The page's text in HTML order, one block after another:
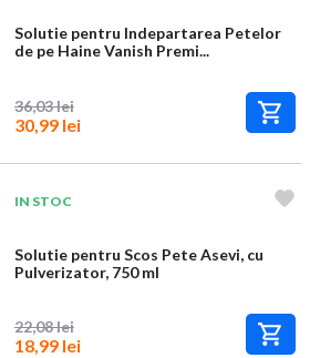
Solutie pentru Indepartarea Petelor
de pe Haine Vanish Premi...
36,03 lei
30,99 lei
IN STOC
Solutie pentru Scos Pete Asevi, cu
Pulverizator, 750 ml
22,08 lei
18,99 lei